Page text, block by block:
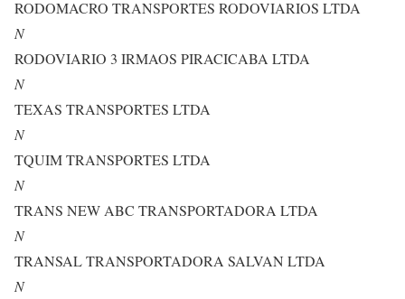
RODOMACRO TRANSPORTES RODOVIARIOS LTDA
N
RODOVIARIO 3 IRMAOS PIRACICABA LTDA
N
TEXAS TRANSPORTES LTDA
N
TQUIM TRANSPORTES LTDA
N
TRANS NEW ABC TRANSPORTADORA LTDA
N
TRANSAL TRANSPORTADORA SALVAN LTDA
N